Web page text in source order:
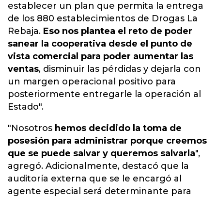
establecer un plan que permita la entrega
de los 880 establecimientos de Drogas La
Rebaja. Eso nos plantea el reto de poder
sanear la cooperativa desde el punto de
vista comercial para poder aumentar las
ventas, disminuir las pérdidas y dejarla con
un margen operacional positivo para
posteriormente entregarle la operación al
Estado".
"Nosotros hemos decidido la toma de
posesión para administrar porque creemos
que se puede salvar y queremos salvarla",
agregó. Adicionalmente, destacó que la
auditoría externa que se le encargó al
agente especial será determinante para